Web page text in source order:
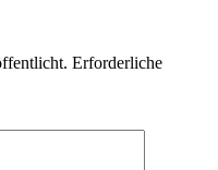
Erforderliche